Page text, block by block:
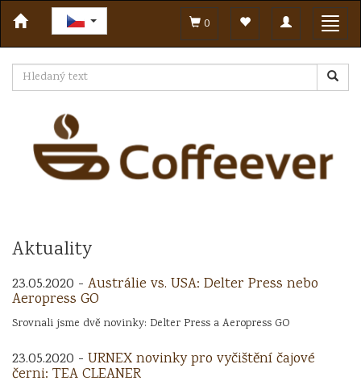
Toggle
navigation
0
Aktuality
23.05.2020 - Austrálie vs. USA: Delter Press nebo
Aeropress GO
Srovnali jsme dvě novinky: Delter Press a Aeropress GO
23.05.2020 - URNEX novinky pro vyčištění čajové
černi: TEA CLEANER